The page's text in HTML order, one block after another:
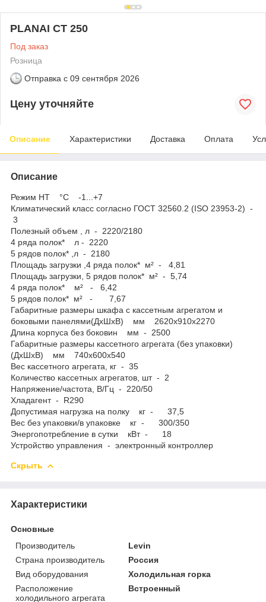
PLANAI СТ 250
Под заказ
Розница
Отправка с 09 сентября 2026
Цену уточняйте
Описание Характеристики Доставка Оплата
Описание
Режим НТ °C -1...+7
Климатический класс согласно ГОСТ 32560.2 (ISO 23953-2) -
3
Полезный объем , л - 2220/2180
4 ряда полок* л - 2220
5 рядов полок* ,л - 2180
Площадь загрузки ,4 ряда полок* м² - 4,81
Площадь загрузки, 5 рядов полок* м² - 5,74
4 ряда полок* м² - 6,42
5 рядов полок* м² - 7,67
Габаритные размеры шкафа с кассетным агрегатом и
боковыми панелями(ДхШхВ) мм 2620х910х2270
Длина корпуса без боковин мм - 2500
Габаритные размеры кассетного агрегата (без упаковки)
(ДхШхВ) мм 740х600х540
Вес кассетного агрегата, кг - 35
Количество кассетных агрегатов, шт - 2
Напряжение/частота, В/Гц - 220/50
Хладагент - R290
Допустимая нагрузка на полку кг - 37,5
Вес без упаковки/в упаковке кг - 300/350
Энергопотребление в сутки кВт - 18
Устройство управления - электронный контроллер
Скрыть
Характеристики
Основные
Производитель
Levin
Страна производитель
Россия
Вид оборудования
Холодильная горка
Расположение
холодильного агрегата
Встроенный